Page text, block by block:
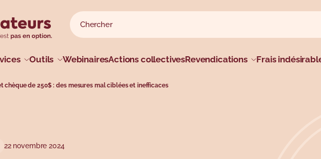
Rechercher sur le site
Rechercher
Outils WebinairesActions collectivesRevendications Frais
chèque de 250$ : des mesures mal ciblées et inefficaces
22 novembre 2024